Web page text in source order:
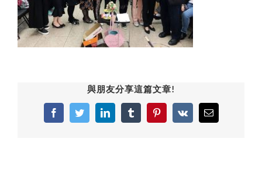
與朋友分享這篇文章!
FacebookTwitterLinkedInTumblrPinterest
Vk Email: